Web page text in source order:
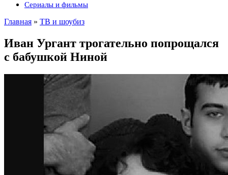
Сериалы и фильмы
Главная » ТВ и шоубиз
Иван Ургант трогательно попрощался
с бабушкой Ниной